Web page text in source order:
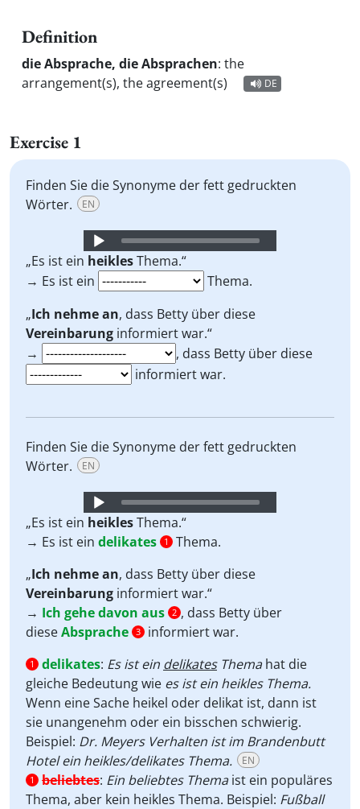
Definition
die Absprache, die Absprachen: the
arrangement(s), the agreement(s)
DE
Exercise 1
Finden Sie die Synonyme der fett gedruckten
Wörter.
EN
Audio
Player
„Es ist ein heiklesThema.“
→ Es ist ein
Thema.
„Ich nehme an, dass Betty über diese
Vereinbarung informiert war.“
→
, dass Betty über diese
informiert war.
Finden Sie die Synonyme der fett gedruckten
Wörter.
EN
Audio
Player
„Es ist ein heiklesThema.“
→ Es ist ein delikates 1
Thema.
„Ich nehme an, dass Betty über diese
Vereinbarung informiert war.“
→ Ich gehe davon aus 2 , dass Betty über
dieseAbsprache 3 informiert war.
1 delikates: Es ist ein delikatesThemahat die
gleiche Bedeutung wie es ist ein heikles Thema.
Wenn eine Sache heikel oder delikat ist, dann ist
sie unangenehm oder ein bisschen schwierig.
Beispiel: Dr. Meyers Verhalten ist im Brandenbutt
Hotel ein heikles/delikates Thema.
EN
1 beliebtes: Ein beliebtes Themaist ein populäres
Thema, aber kein heikles Thema. Beispiel: Fußball